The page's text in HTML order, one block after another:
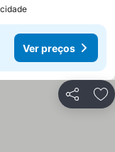
Ver preços
Partilhar